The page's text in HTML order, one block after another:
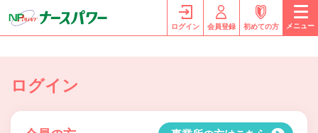
ログイン 会員登録 初めての方 メニュー
ログイン